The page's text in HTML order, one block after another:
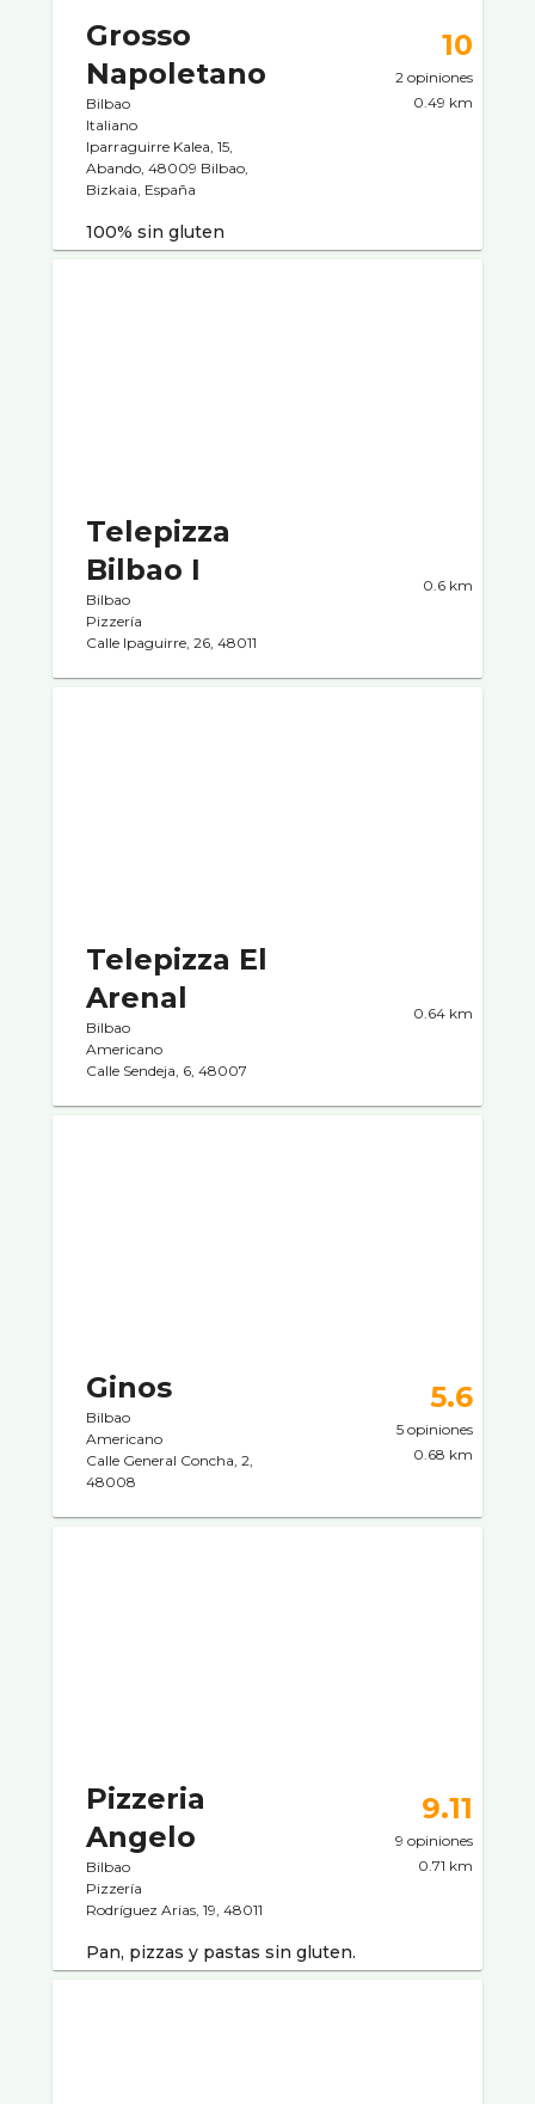
Grosso
Napoletano
Bilbao
Italiano
Iparraguirre Kalea, 15,
Abando, 48009 Bilbao,
Bizkaia, España
10
2 opiniones
0.49 km
100% sin gluten
Telepizza
Bilbao I
Bilbao
Pizzerí­a
Calle Ipaguirre, 26, 48011
0.6 km
Telepizza El
Arenal
Bilbao
Americano
Calle Sendeja, 6, 48007
0.64 km
Ginos
Bilbao
Americano
Calle General Concha, 2,
48008
5.6
5 opiniones
0.68 km
Pizzeria
Angelo
Bilbao
Pizzerí­a
Rodrí­guez Arias, 19, 48011
9.11
9 opiniones
0.71 km
Pan, pizzas y pastas sin gluten.